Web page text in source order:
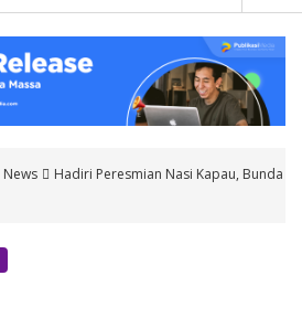
News
Hadiri Peresmian Nasi Kapau, Bunda